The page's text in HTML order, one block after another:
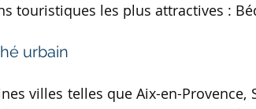
touristiques les plus attractives :
urbain
villes telles que Aix-en-Provence,